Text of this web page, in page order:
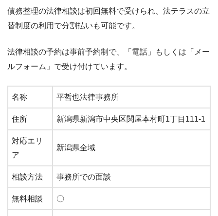
債務整理の法律相談は初回無料で受けられ、法テラスの立
替制度の利用で分割払いも可能です。
法律相談の予約は事前予約制で、「電話」もしくは「メー
ルフォーム」で受け付けています。
名称 平哲也法律事務所
住所 新潟県新潟市中央区関屋本村町1丁目111-1
対応エリ
ア
新潟県全域
相談方法 事務所での面談
無料相談 〇